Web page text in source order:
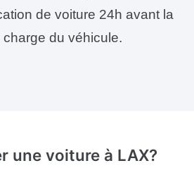
de voiture 24h avant la
charge du véhicule.
une voiture à LAX?